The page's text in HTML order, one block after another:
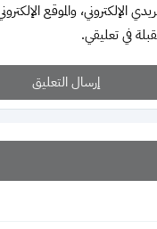
الإلكتروني، والموقع
في تعليقي.